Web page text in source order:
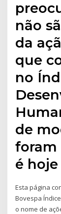
não
da
que
no
de
foram
é
Esta página
Bovespa
o nome de